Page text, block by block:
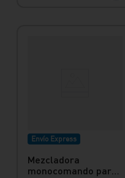
Envío Express
Mezcladora
monocomando para